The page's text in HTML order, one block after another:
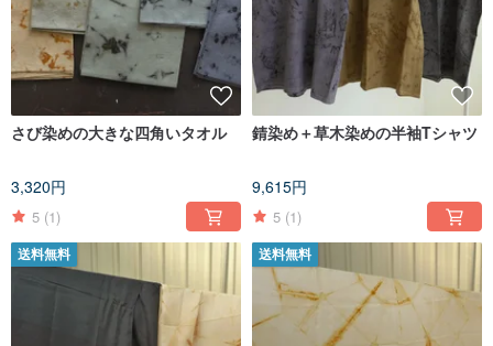
さび染めの大きな四角いタオル
3,320円
5 (1)
錆染め＋草木染めの半袖Tシャツ
9,615円
5 (1)
送料無料 送料無料